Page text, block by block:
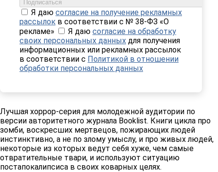
Подписаться
Я даю согласие на получение рекламных
рассылок в соответствии с № 38-ФЗ «О
рекламе»
Я даю согласие на обработку
своих персональных данных для получения
информационных или рекламных рассылок
в соответствии с Политикой в отношении
обработки персональных данных
Лучшая хоррор-серия для молодежной аудитории по
версии авторитетного журнала Booklist. Книги цикла про
зомби, воскресших мертвецов, пожирающих людей
инстинктивно, а не по злому умыслу, и про живых людей,
некоторые из которых ведут себя хуже, чем самые
отвратительные твари, и используют ситуацию
постапокалипсиса в своих коварных целях.